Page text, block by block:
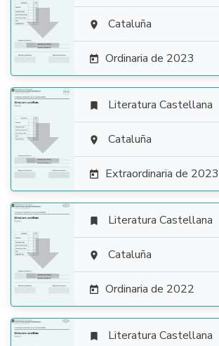
  Cataluña
 Ordinaria de 2023

 Literatura Castellana
 Cataluña
 Extraordinaria de 2023

 Literatura Castellana
 Cataluña
 Ordinaria de 2022
 Literatura Castellana